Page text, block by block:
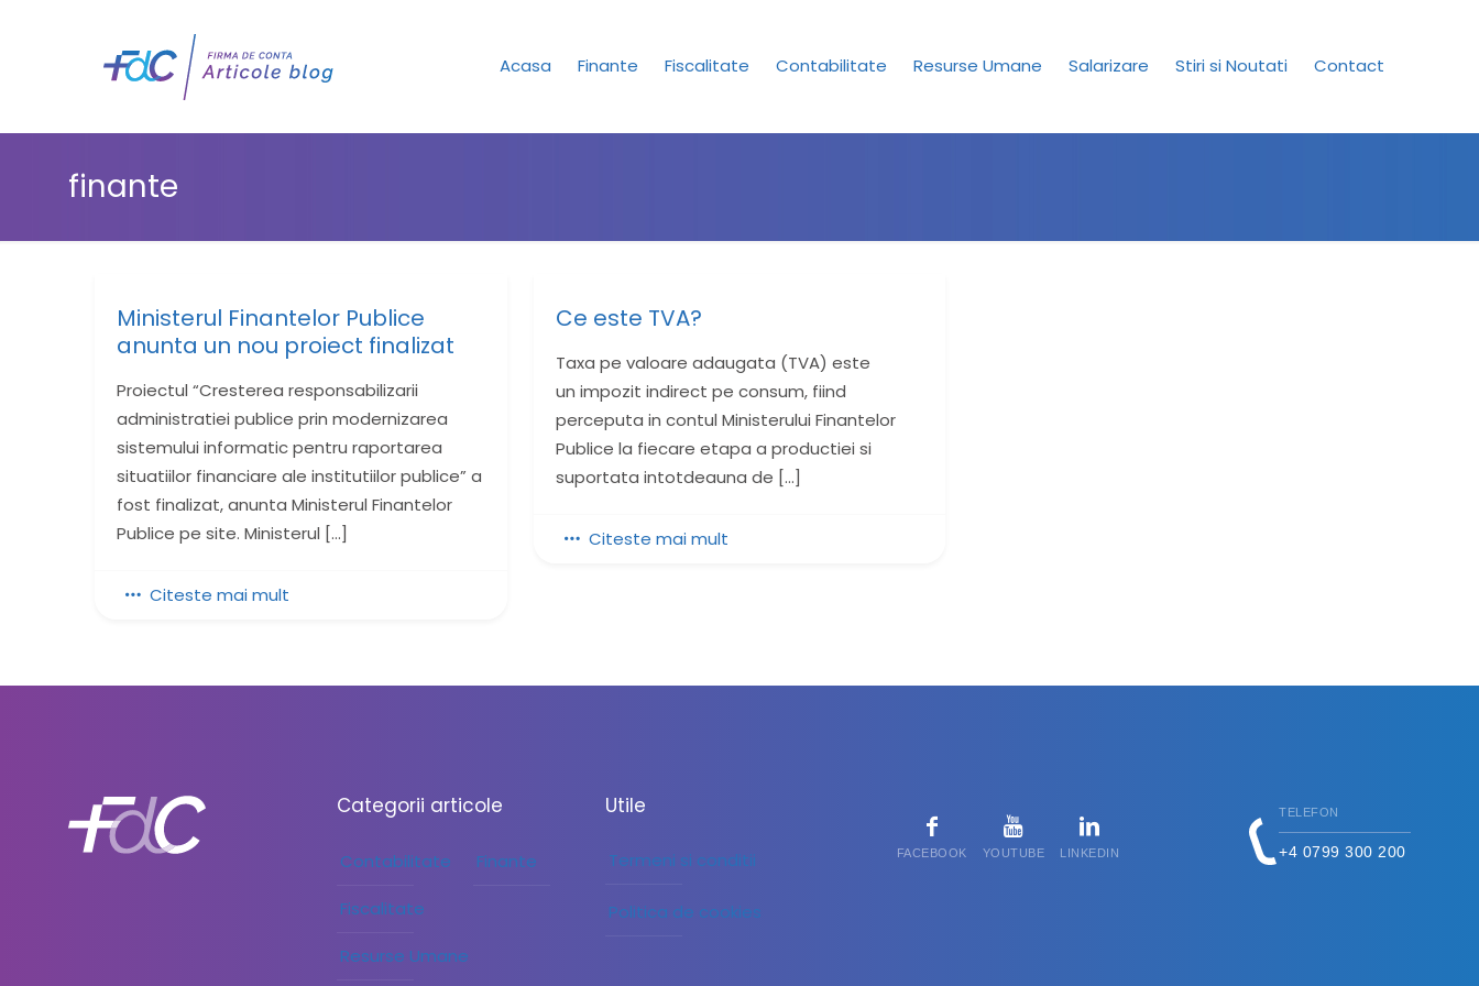
Acasa Finante Fiscalitate Contabilitate Resurse Umane Salarizare Stiri si Noutati Contact
finante
Ministerul Finantelor Publice
anunta un nou proiect finalizat
Proiectul “Cresterea responsabilizarii
administratiei publice prin modernizarea
sistemului informatic pentru raportarea
situatiilor financiare ale institutiilor publice” a
fost finalizat, anunta Ministerul Finantelor
Publice pe site. Ministerul […]
Citeste mai mult
Ce este TVA?
Taxa pe valoare adaugata (TVA) este
un impozit indirect pe consum, fiind
perceputa in contul Ministerului Finantelor
Publice la fiecare etapa a productiei si
suportata intotdeauna de […]
Citeste mai mult
Categorii articole
Contabilitate Finante
Fiscalitate
Resurse Umane
Utile
Termeni si conditii
Politica de cookies
FACEBOOK YOUTUBE LINKEDIN
TELEFON
+4 0799 300 200